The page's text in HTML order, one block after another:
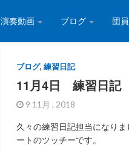
演奏動画 ブログ 団
ブログ, 練習日記
11月4日 練習日記
9 11月 , 2018
久々の練習日記担当になり
ートのツッチーです。